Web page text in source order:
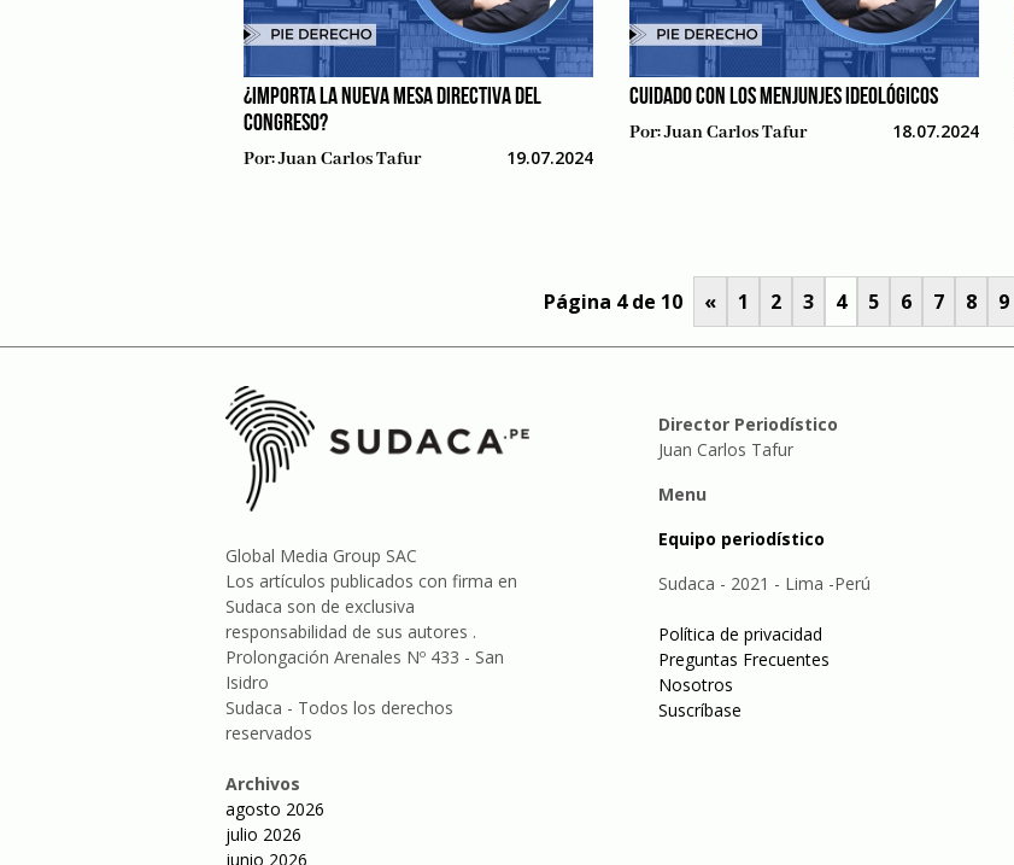
¿IMPORTA LA NUEVA MESA DIRECTIVA DEL
CONGRESO?
Por:Juan Carlos Tafur 19.07.2024
CUIDADO CON LOS MENJUNJES IDEOLÓGICOS
Por:Juan Carlos Tafur 18.07.2024
Página 4 de 10 « 1 2 3 4 5 6 7 8 9
Global Media Group SAC
Los artículos publicados con firma en
Sudaca son de exclusiva
responsabilidad de sus autores .
Prolongación Arenales Nº 433 - San
Isidro
Sudaca - Todos los derechos
reservados
Archivos
agosto 2026
julio 2026
junio 2026
Director Periodístico
Juan Carlos Tafur
Menu
Equipo periodístico
Sudaca - 2021 - Lima -Perú
Política de privacidad
Preguntas Frecuentes
Nosotros
Suscríbase